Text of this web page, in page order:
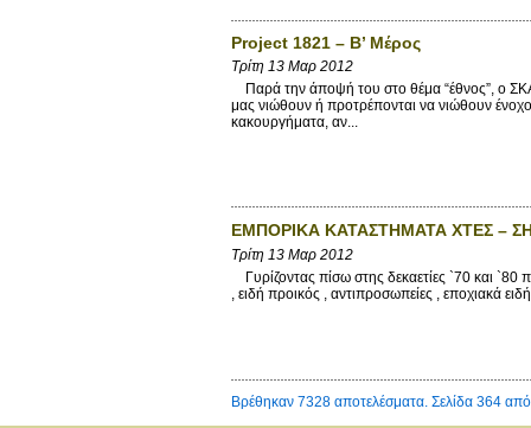
Project 1821 – Β’ Μέρος
Τρίτη 13 Μαρ 2012
Παρά την άποψή του στο θέμα “έθνος”, ο
μας νιώθουν ή προτρέπονται να νιώθουν
κακουργήματα, αν...
ΕΜΠΟΡΙΚΑ ΚΑΤΑΣΤΗΜΑΤΑ ΧΤΕΣ –
Τρίτη 13 Μαρ 2012
Γυρίζοντας πίσω στης δεκαετίες `70 και `80
, ειδή προικός , αντιπροσωπείες , εποχιακά
Βρέθηκαν 7328 αποτελέσματα. Σελίδα 364